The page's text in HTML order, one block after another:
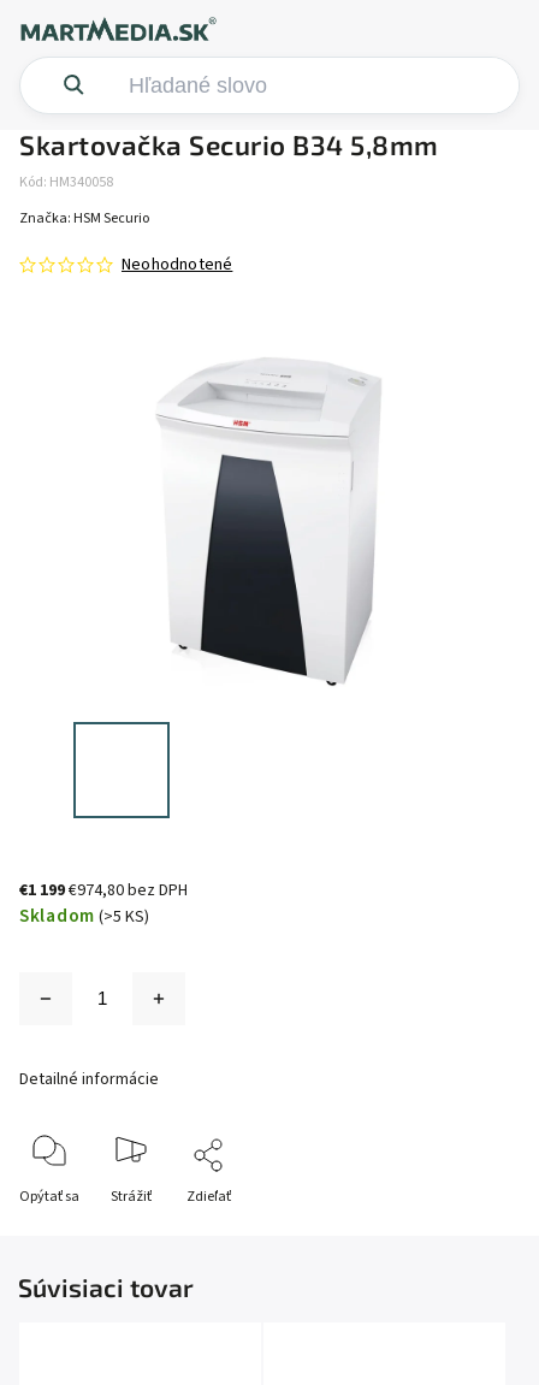
Skartovačka Securio B34 5,8mm
Kód: HM340058
Neohodnotené
Značka: HSM Securio
€1 199€974,80 bez DPH
Skladom (>5 KS)
Detailné informácie
Opýtať sa Strážiť Zdieľať
Súvisiaci tovar